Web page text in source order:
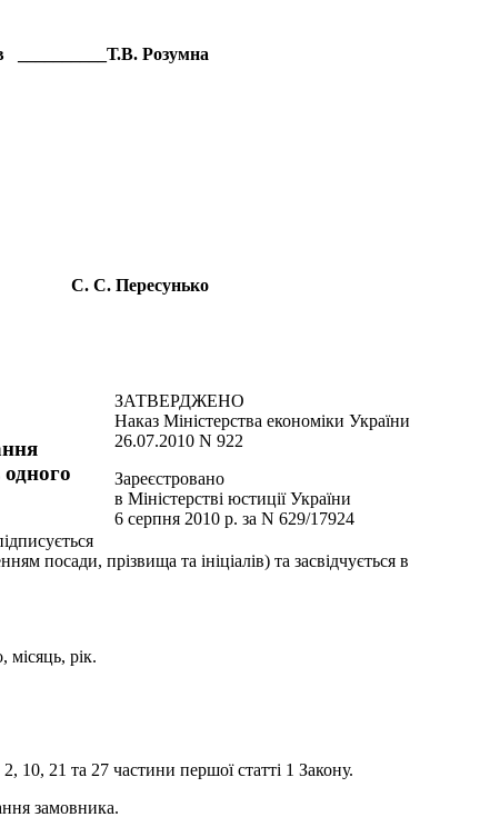
__________Т.В. Розумна
С. С. Пересунько
ЗАТВЕРДЖЕНО
Наказ Міністерства економіки України
26.07.2010 N 922
Зареєстровано
в Міністерстві юстиції України
6 серпня 2010 р. за N 629/17924
одного
посади, прізвища та ініціалів) та засвідчується в
місяць, рік.
10, 21 та 27 частини першої статті 1 Закону.
замовника.